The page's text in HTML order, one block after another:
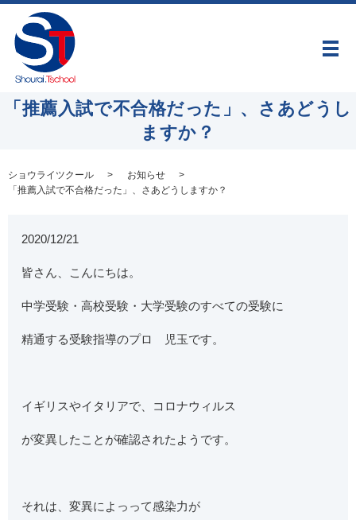
メ
「推薦入試で不合格だった」、さあどうし
ますか？
ショウライツクール
お知らせ
「推薦入試で不合格だった」、さあどうしますか？
2020/12/21
皆さん、こんにちは。
中学受験・高校受験・大学受験のすべての受験に
精通する受験指導のプロ 児玉です。
イギリスやイタリアで、コロナウィルス
が変異したことが確認されたようです。
それは、変異によっって感染力が